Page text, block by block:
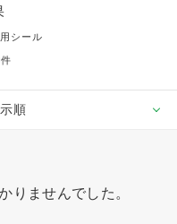
シール
件
順
りませんでした。